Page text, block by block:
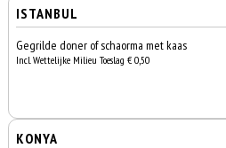
ISTANBUL
Gegrilde doner of schaorma met kaas
Incl. Wettelijke Milieu Toeslag € 0,50
KONYA